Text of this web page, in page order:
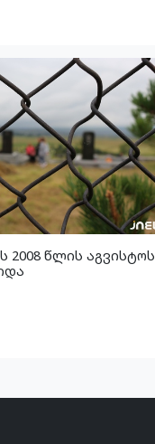
წლის აგვისტოს